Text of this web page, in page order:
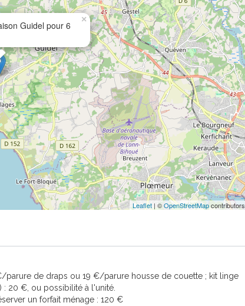
Guidel pour 6
×
Leaflet| ©OpenStreetMapcontributors
de draps ou 19 €/parure housse de couette ; kit linge
: 20 €, ou possibilité à l'unité.
un forfait ménage : 120 €